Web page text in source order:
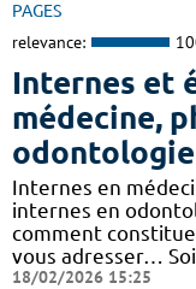
PAGES
relevance:
Internes et
médecine,
odontologie
Internes en
internes en
comment
vous adresser…
18/02/2026 15:25